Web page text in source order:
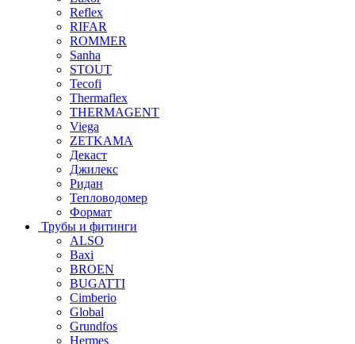
Reflex
RIFAR
ROMMER
Sanha
STOUT
Tecofi
Thermaflex
THERMAGENT
Viega
ZETKAMA
Декаст
Джилекс
Ридан
Тепловодомер
Формат
Трубы и фитинги
ALSO
Baxi
BROEN
BUGATTI
Cimberio
Global
Grundfos
Hermes